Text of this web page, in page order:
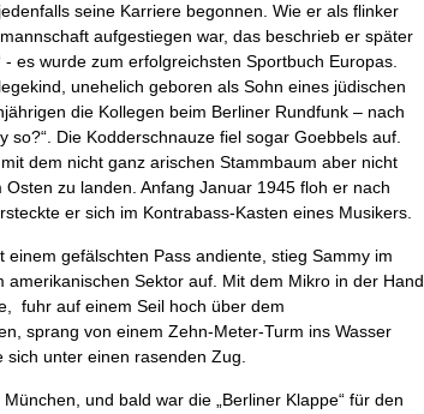
seine Karriere begonnen. Wie er als flinker
aufgestiegen war, das beschrieb er später
es wurde zum erfolgreichsten Sportbuch Europas.
unehelich geboren als Sohn eines jüdischen
die Kollegen beim Berliner Rundfunk – nach
Die Kodderschnauze fiel sogar Goebbels auf.
dem nicht ganz arischen Stammbaum aber nicht
zu landen. Anfang Januar 1945 floh er nach
er sich im Kontrabass-Kasten eines Musikers.
gefälschten Pass andiente, stieg Sammy im
Sektor auf. Mit dem Mikro in der Hand
fuhr auf einem Seil hoch über dem
sprang von einem Zehn-Meter-Turm ins Wasser
unter einen rasenden Zug.
und bald war die „Berliner Klappe“ für den